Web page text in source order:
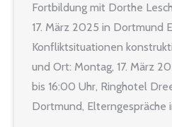
Fortbildung mit Dorthe
17. März 2025 in Dortmund
Konfliktsituationen
und Ort: Montag, 17. März
bis 16:00 Uhr, Ringhotel
Dortmund, Elterngespräche